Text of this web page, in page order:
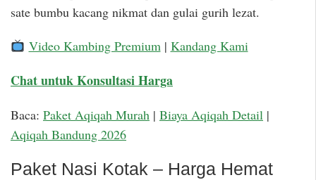
sate bumbu kacang nikmat dan gulai gurih lezat.
Video Kambing Premium| Kandang Kami
Chat untuk Konsultasi Harga
Baca: Paket Aqiqah Murah | Biaya Aqiqah Detail |
Aqiqah Bandung 2026
Paket Nasi Kotak – Harga Hemat